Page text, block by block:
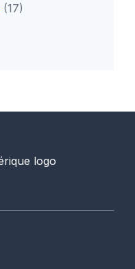
(17)